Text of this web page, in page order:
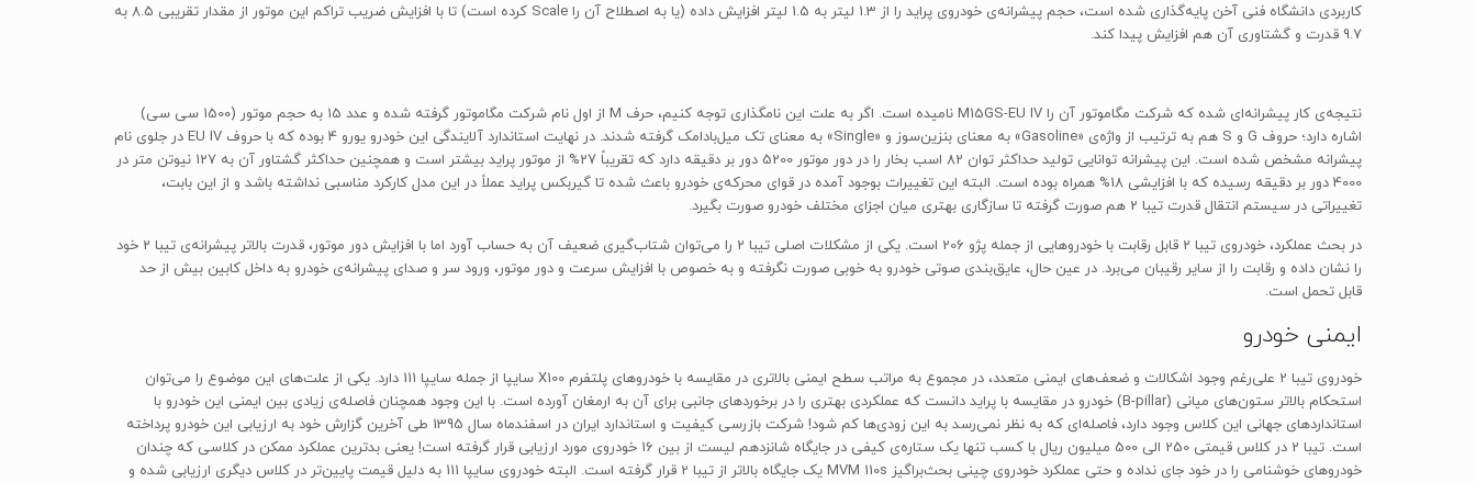
کاربردی دانشگاه فنی آخن پایه‌گذاری شده است، حجم پیشرانه‌ی خودروی پراید را از 1.3 لیتر به 1.5 لیتر افزایش داده (یا به اصطلاح آن را Scale کرده است) تا با افزایش ضریب تراکم این موتور از مقدار تقریبی 8.5 به
9.7 قدرت و گشتاوری آن هم افزایش پیدا کند.
نتیجه‌ی کار پیشرانه‌ای شده که شرکت مگاموتور آن را M15GS-EU IV نامیده است. اگر به علت این نامگذاری توجه کنیم، حرف M از اول نام شرکت مگاموتور گرفته شده و عدد 15 به حجم موتور (1500 سی سی)
اشاره دارد؛ حروف G و S هم به ترتیب از واژه‌ی «Gasoline» به معنای بنزین‌سوز و «Single» به معنای تک میل‌بادامک گرفته شدند. در نهایت استاندارد آلایندگی این خودرو یورو 4 بوده که با حروف EU IV در جلوی نام
پیشرانه مشخص شده است. این پیشرانه توانایی تولید حداکثر توان 82 اسب بخار را در دور موتور 5200 دور بر دقیقه دارد که تقریباً 27% از موتور پراید بیشتر است و همچنین حداکثر گشتاور آن به 127 نیوتن متر در
4000 دور بر دقیقه رسیده که با افزایشی 18% همراه بوده است. البته این تغییرات بوجود آمده در قوای محرکه‌ی خودرو باعث شده تا گیربکس پراید عملاً در این مدل کارکرد مناسبی نداشته باشد و از این بابت،
تغییراتی در سیستم انتقال قدرت تیبا 2 هم صورت گرفته تا سازگاری بهتری میان اجزای مختلف خودرو صورت بگیرد.
در بحث عملکرد، خودروی تیبا 2 قابل رقابت با خودروهایی از جمله پژو 206 است. یکی از مشکلات اصلی تیبا 2 را می‌توان شتاب‌گیری ضعیف آن به حساب آورد اما با افزایش دور موتور، قدرت بالاتر پیشرانه‌ی تیبا 2 خود
را نشان داده و رقابت را از سایر رقیبان می‌برد. در عین حال، عایق‌بندی صوتی خودرو به خوبی صورت نگرفته و به خصوص با افزایش سرعت و دور موتور، ورود سر و صدای پیشرانه‌ی خودرو به داخل کابین بیش از حد
قابل تحمل است.
ایمنی خودرو
خودروی تیبا 2 علی‌رغم وجود اشکالات و ضعف‌های ایمنی متعدد، در مجموع به مراتب سطح ایمنی بالاتری در مقایسه با خودروهای پلتفرم X100 سایپا از جمله سایپا 111 دارد. یکی از علت‌های این موضوع را می‌توان
استحکام بالاتر ستون‌های میانی (B-pillar) خودرو در مقایسه با پراید دانست که عملکردی بهتری را در برخوردهای جانبی برای آن به ارمغان آورده است. با این وجود همچنان فاصله‌ی زیادی بین ایمنی این خودرو با
استانداردهای جهانی این کلاس وجود دارد، فاصله‌ای که به نظر نمی‌رسد به این زودی‌ها کم شود! شرکت بازرسی کیفیت و استاندارد ایران در اسفندماه سال 1395 طی آخرین گزارش خود به ارزیابی این خودرو پرداخته
است. تیبا 2 در کلاس قیمتی 250 الی 500 میلیون ریال با کسب تنها یک ستاره‌ی کیفی در جایگاه شانزدهم لیست از بین 16 خودروی مورد ارزیابی قرار گرفته است! یعنی بدترین عملکرد ممکن در کلاسی که چندان
خودروهای خوشنامی را در خود جای نداده و حتی عملکرد خودروی چینی بحث‌براگیز MVM 110s یک جایگاه بالاتر از تیبا 2 قرار گرفته است. البته خودروی سایپا 111 به دلیل قیمت پایین‌تر در کلاس دیگری ارزیابی شده و